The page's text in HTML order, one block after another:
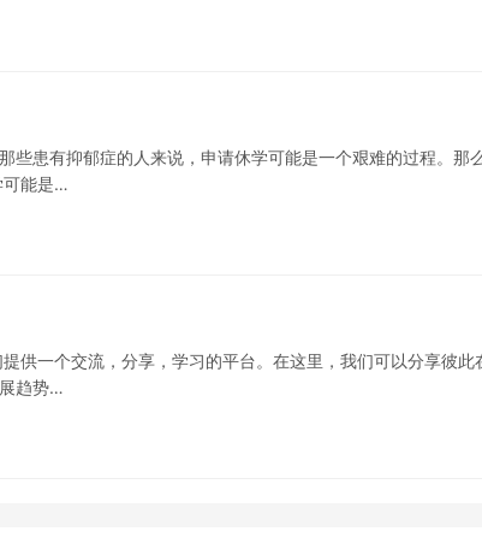
患有抑郁症的人来说，申请休学可能是一个艰难的过程。那
可能是…
供一个交流，分享，学习的平台。在这里，我们可以分享彼此
趋势…